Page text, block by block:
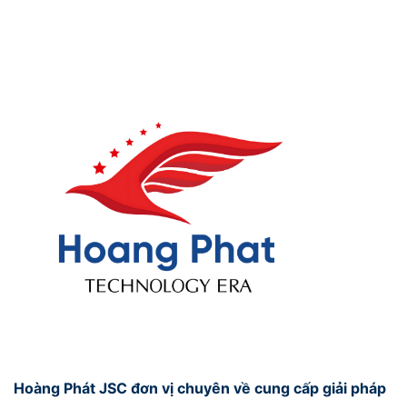
Hoàng Phát JSC đơn vị chuyên về cung cấp giải pháp